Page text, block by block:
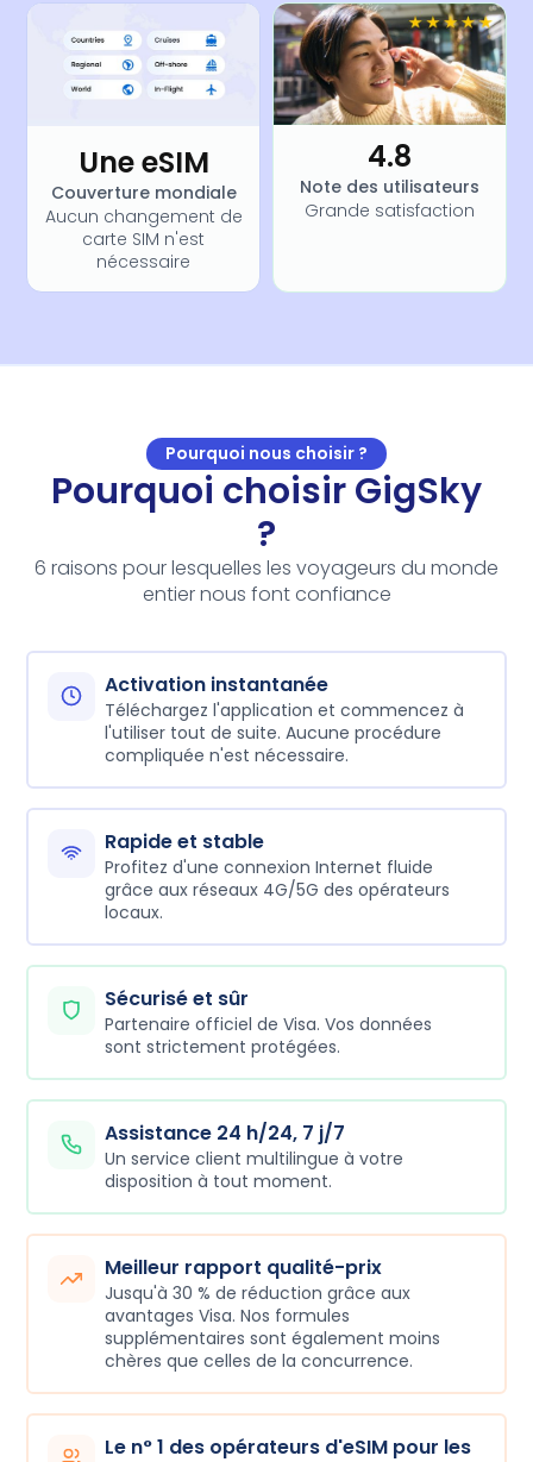
Une eSIM
Couverture mondiale
Aucun changement de
carte SIM n'est
nécessaire
4.8
Note des utilisateurs
Grande satisfaction
Pourquoi nous choisir ?
Pourquoi choisir GigSky
?
6 raisons pour lesquelles les voyageurs du monde
entier nous font confiance
Activation instantanée
Téléchargez l'application et commencez à
l'utiliser tout de suite. Aucune procédure
compliquée n'est nécessaire.
Rapide et stable
Profitez d'une connexion Internet fluide
grâce aux réseaux 4G/5G des opérateurs
locaux.
Sécurisé et sûr
Partenaire officiel de Visa. Vos données
sont strictement protégées.
Assistance 24 h/24, 7 j/7
Un service client multilingue à votre
disposition à tout moment.
Meilleur rapport qualité-prix
Jusqu'à 30 % de réduction grâce aux
avantages Visa. Nos formules
supplémentaires sont également moins
chères que celles de la concurrence.
Le n° 1 des opérateurs d'eSIM pour les